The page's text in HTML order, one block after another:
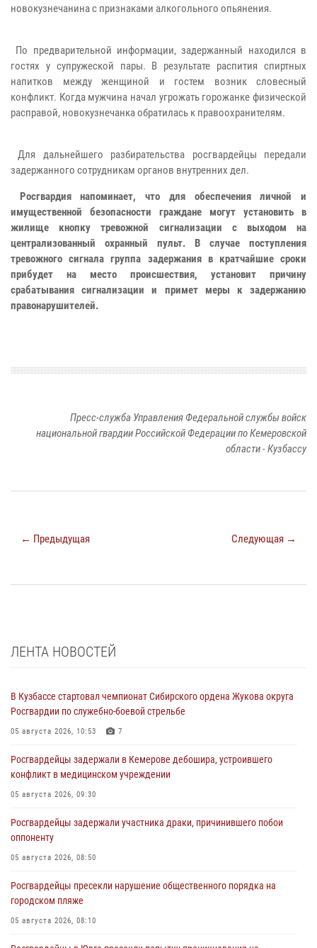
новокузнечанина с признаками алкогольного опьянения.
По предварительной информации, задержанный находился в
гостях у супружеской пары. В результате распития спиртных
напитков между женщиной и гостем возник словесный
конфликт. Когда мужчина начал угрожать горожанке физической
расправой, новокузнечанка обратилась к правоохранителям.
Для дальнейшего разбирательства росгвардейцы передали
задержанного сотрудникам органов внутренних дел.
Росгвардия напоминает, что для обеспечения личной и
имущественной безопасности граждане могут установить в
жилище кнопку тревожной сигнализации с выходом на
централизованный охранный пульт. В случае поступления
тревожного сигнала группа задержания в кратчайшие сроки
прибудет на место происшествия, установит причину
срабатывания сигнализации и примет меры к задержанию
правонарушителей.
Пресс-служба Управления Федеральной службы войск
национальной гвардии Российской Федерации по Кемеровской
области - Кузбассу
← Предыдущая Следующая →
ЛЕНТА НОВОСТЕЙ
В Кузбассе стартовал чемпионат Сибирского ордена Жукова округа
Росгвардии по служебно-боевой стрельбе
05 августа 2026, 10:53 7
Росгвардейцы задержали в Кемерове дебошира, устроившего
конфликт в медицинском учреждении
05 августа 2026, 09:30
Росгвардейцы задержали участника драки, причинившего побои
оппоненту
05 августа 2026, 08:50
Росгвардейцы пресекли нарушение общественного порядка на
городском пляже
05 августа 2026, 08:10